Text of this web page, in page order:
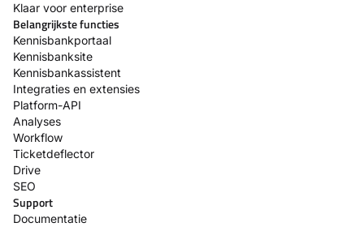
Klaar voor enterprise
Belangrijkste functies
Kennisbankportaal
Kennisbanksite
Kennisbankassistent
Integraties en extensies
Platform-API
Analyses
Workflow
Ticketdeflector
Drive
SEO
Support
Documentatie